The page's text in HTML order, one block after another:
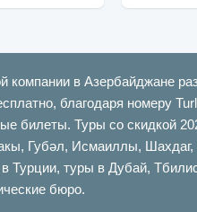
компании в Азербайджане
благодаря номеру
билеты. Туры со скидкой
Губəл, Исмаиллы,
Турции, туры в Дубай,
бюро.